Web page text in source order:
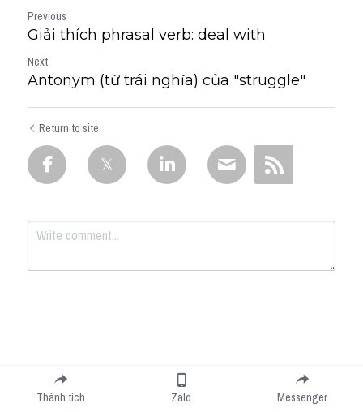
Previous
Giải thích phrasal verb: deal with
Next
Antonym (từ trái nghĩa) của "struggle"
Return to site
Submit
Thành tích Zalo Messenger